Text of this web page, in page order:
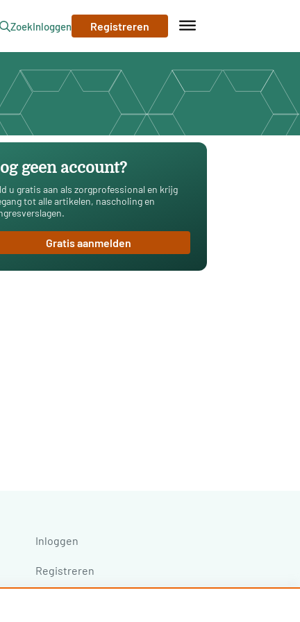
ZoekInloggen Registreren
geen account?
u gratis aan als zorgprofessional en krijg
tot alle artikelen, nascholing en
Gratis aanmelden
Inloggen
Registreren